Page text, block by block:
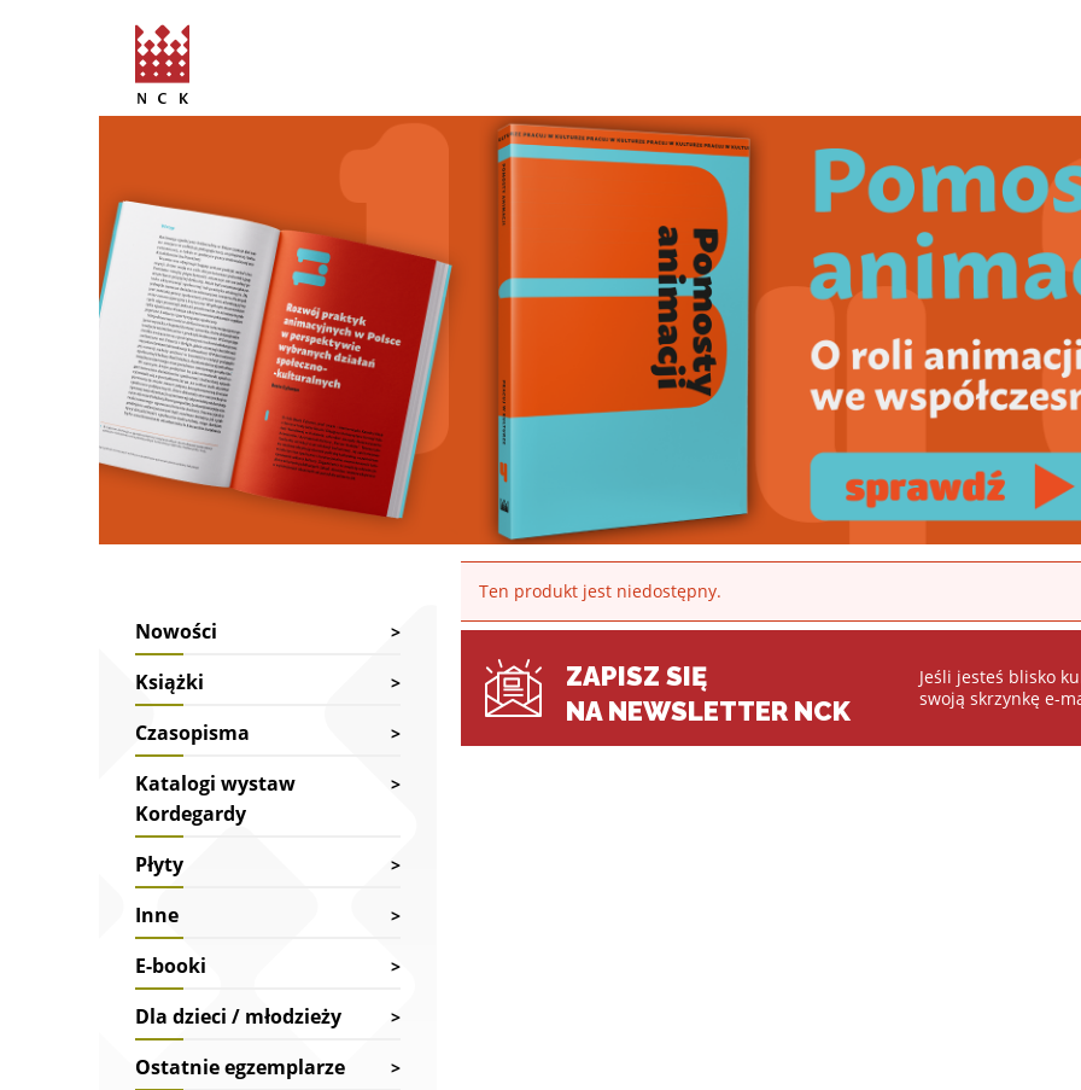
Nowości
Książki
Czasopisma
Katalogi wystaw
Kordegardy
Płyty
Inne
E-booki
Dla dzieci / młodzieży
Ostatnie egzemplarze
Ten produkt jest niedostępny.
ZAPISZ SIĘ
NA NEWSLETTER NCK
Jeśli jesteś blisko
swoją skrzynkę e-